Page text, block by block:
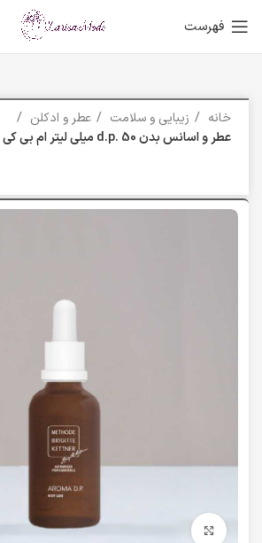
فهرست
خانه زیبایی و سلامت
عطر و ادکلن
عطر و اسانس بدن d.p. 50 میلی لیتر ام بی کی
برای بزرگنمایی کلیک کنید